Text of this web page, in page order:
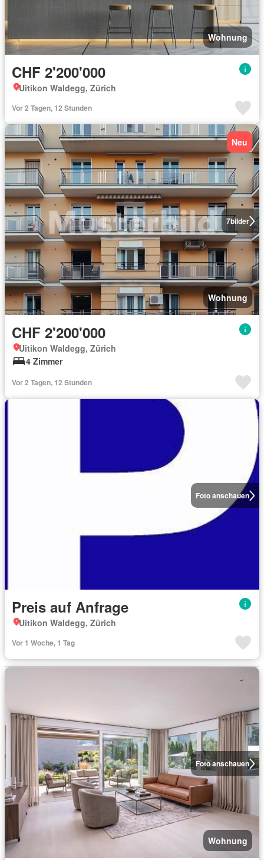
Wohnung
CHF 2'200'000
Uitikon Waldegg, Zürich
Vor 2 Tagen, 12 Stunden
7bilder
Neu
Wohnung
CHF 2'200'000
Uitikon Waldegg, Zürich
4 Zimmer
Vor 2 Tagen, 12 Stunden
Foto anschauen
Preis auf Anfrage
Uitikon Waldegg, Zürich
Vor 1 Woche, 1 Tag
Foto anschauen
Wohnung